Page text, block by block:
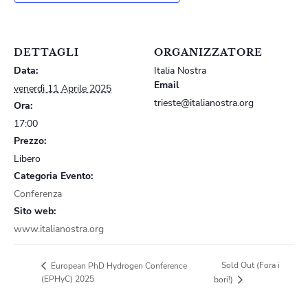
DETTAGLI
Data:
venerdì 11 Aprile 2025
Ora:
17:00
Prezzo:
Libero
Categoria Evento:
Conferenza
Sito web:
www.italianostra.org
ORGANIZZATORE
Italia Nostra
Email
trieste@italianostra.org
European PhD Hydrogen Conference
(EPHyC) 2025
Sold Out (Fora i
bori!)